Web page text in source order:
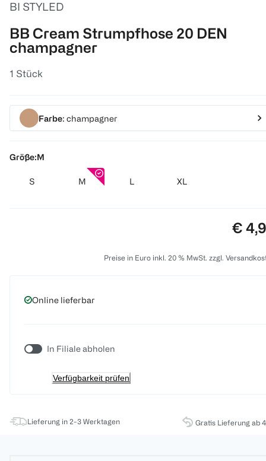
BI STYLED
BB Cream Strumpfhose 20 DEN
champagner
1 Stück
Farbe: champagner
Größe:M
S M L XL
€
Preise in Euro inkl. 20 % MwSt. zzgl.
Online lieferbar
In Filiale abholen
Verfügbarkeit prüfen
Lieferung in 2-3 Werktagen Gratis Lieferung ab